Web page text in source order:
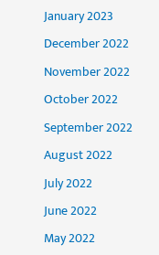
January 2023
December 2022
November 2022
October 2022
September 2022
August 2022
July 2022
June 2022
May 2022